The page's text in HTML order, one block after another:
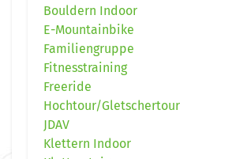
Bouldern Indoor
E-Mountainbike
Familiengruppe
Fitnesstraining
Freeride
Hochtour/Gletschertour
JDAV
Klettern Indoor